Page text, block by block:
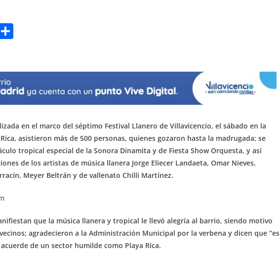
e
en el marco del séptimo Festival Llanero de Villavicencio, el sábado en la
asistieron más de 500 personas, quienes gozaron hasta la madrugada; se
tropical especial de la Sonora Dinamita y de Fiesta Show Orquesta, y así
de los artistas de música llanera Jorge Eliecer Landaeta, Omar Nieves,
Meyer Beltrán y de vallenato Chilli Martínez.
que la música llanera y tropical le llevó alegría al barrio, siendo motivo
agradecieron a la Administración Municipal por la verbena y dicen que “es
de un sector humilde como Playa Rica.